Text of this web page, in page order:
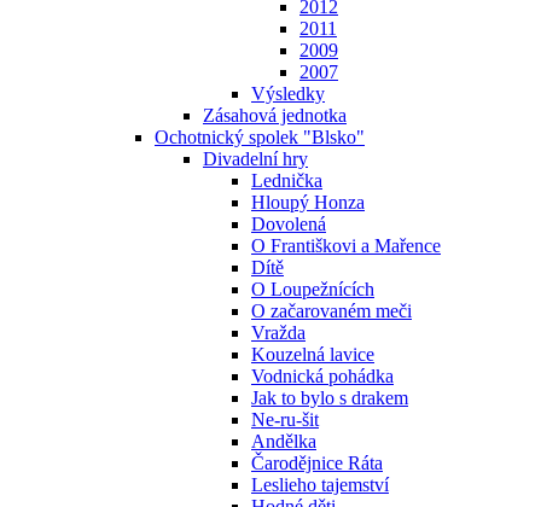
2012
2011
2009
2007
Výsledky
Zásahová jednotka
Ochotnický spolek "Blsko"
Divadelní hry
Lednička
Hloupý Honza
Dovolená
O Františkovi a Mařence
Dítě
O Loupežnících
O začarovaném meči
Vražda
Kouzelná lavice
Vodnická pohádka
Jak to bylo s drakem
Ne-ru-šit
Andělka
Čarodějnice Ráta
Leslieho tajemství